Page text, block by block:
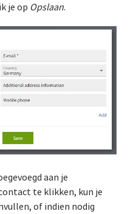
je op Opslaan.
aan je
te klikken, kun je
of indien nodig